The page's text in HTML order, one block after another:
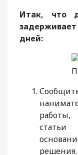
Итак, что
дней:
работы,